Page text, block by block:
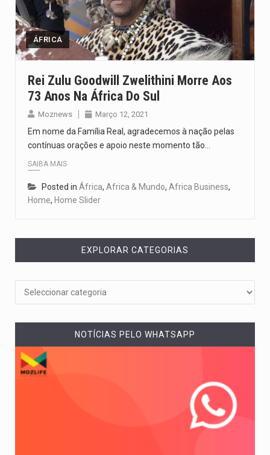
O programa, cuja implementação está prevista entre abril de 2026…
ÁFRICA
Rei Zulu Goodwill Zwelithini Morre Aos
73 Anos Na África Do Sul
Moznews Março 12, 2021
Em nome da Família Real, agradecemos à nação pelas
contínuas orações e apoio neste momento tão…
SAIBA MAIS
Posted in África, Africa & Mundo, Africa Business,
Home, Home Slider
EXPLORAR CATEGORIAS
NOTÍCIAS PELO WHATSAPP